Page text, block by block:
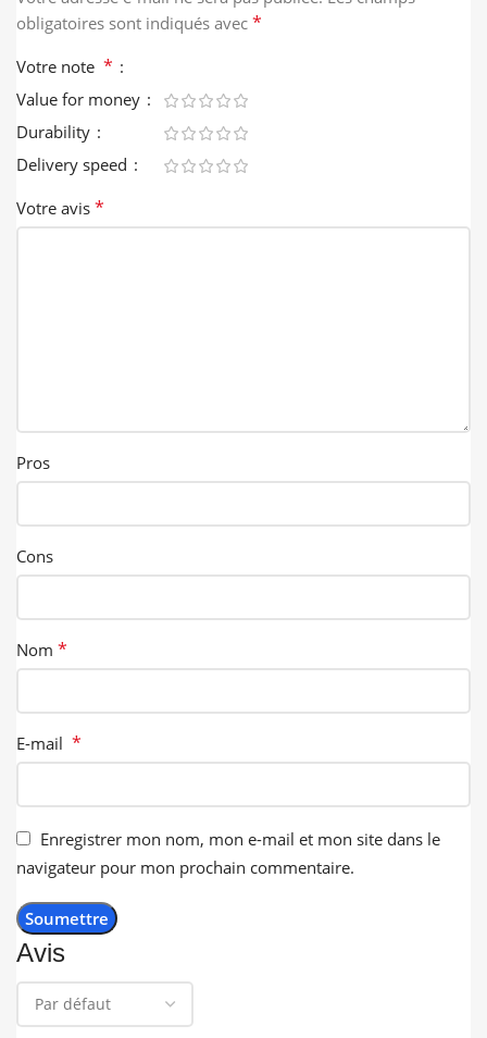
Avis
obligatoires sont indiqués avec *
Votre note *
Value for money
Durability
Delivery speed
Votre avis *
Pros
Cons
Nom *
E-mail *
Enregistrer mon nom, mon e-mail et mon site dans le
navigateur pour mon prochain commentaire.